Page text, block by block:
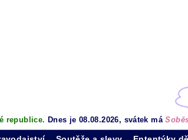
republice. Dnes je 08.08.2026, svátek má